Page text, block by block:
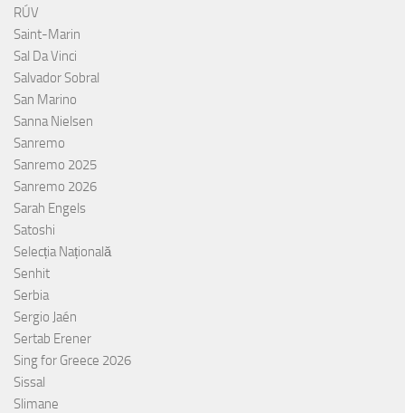
RÚV
Saint-Marin
Sal Da Vinci
Salvador Sobral
San Marino
Sanna Nielsen
Sanremo
Sanremo 2025
Sanremo 2026
Sarah Engels
Satoshi
Selecția Națională
Senhit
Serbia
Sergio Jaén
Sertab Erener
Sing for Greece 2026
Sissal
Slimane